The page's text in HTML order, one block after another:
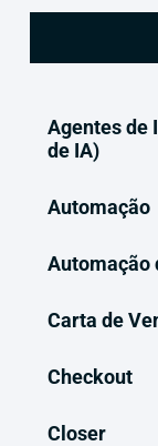
Agentes de
de IA)
Automação
Automação
Carta de
Checkout
Closer